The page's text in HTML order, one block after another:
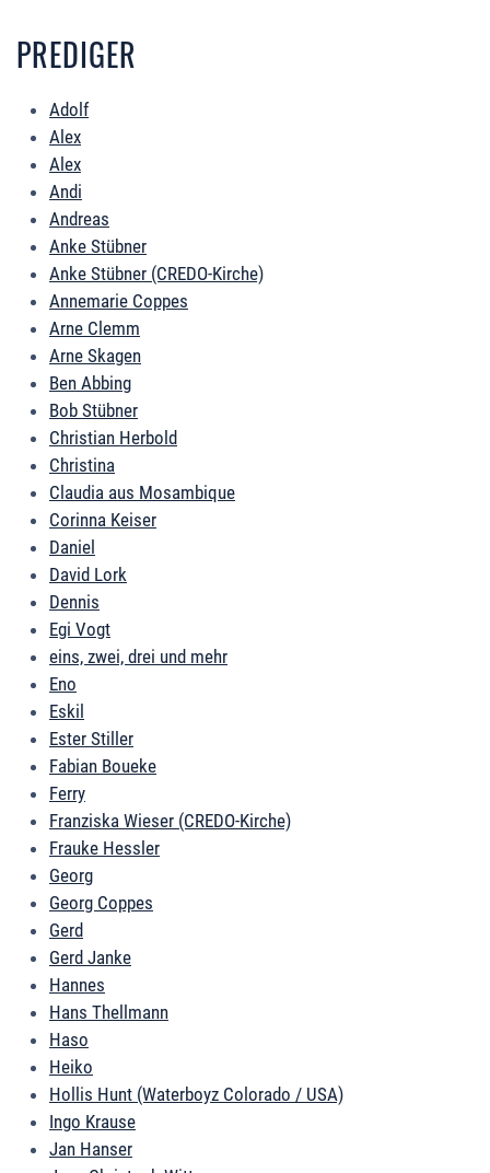
PREDIGER
Adolf
Alex
Alex
Andi
Andreas
Anke Stübner
Anke Stübner (CREDO-Kirche)
Annemarie Coppes
Arne Clemm
Arne Skagen
Ben Abbing
Bob Stübner
Christian Herbold
Christina
Claudia aus Mosambique
Corinna Keiser
Daniel
David Lork
Dennis
Egi Vogt
eins, zwei, drei und mehr
Eno
Eskil
Ester Stiller
Fabian Boueke
Ferry
Franziska Wieser (CREDO-Kirche)
Frauke Hessler
Georg
Georg Coppes
Gerd
Gerd Janke
Hannes
Hans Thellmann
Haso
Heiko
Hollis Hunt (Waterboyz Colorado / USA)
Ingo Krause
Jan Hanser